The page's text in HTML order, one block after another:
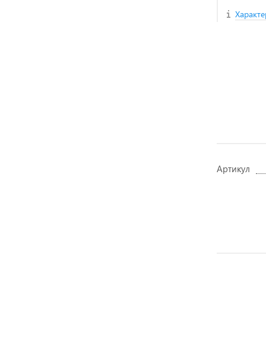
Артикул